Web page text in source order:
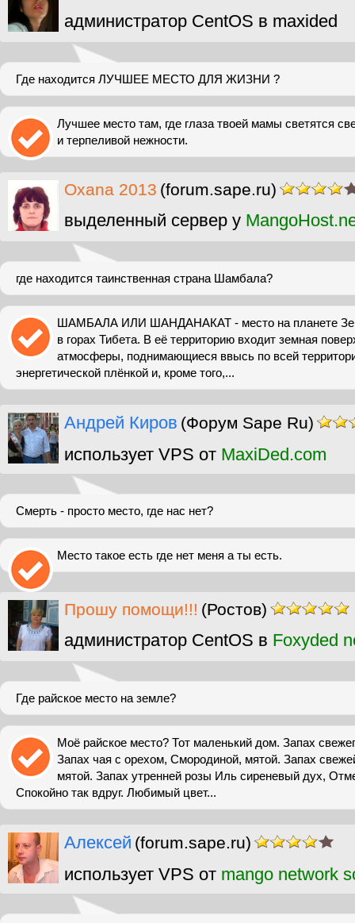
администратор CentOS в maxided
Где находится ЛУЧШЕЕ МЕСТО ДЛЯ ЖИЗНИ ?
Лучшее место там, где глаза твоей мамы светятся
и терпеливой нежности.
Oxana 2013 (forum.sape.ru)
выделенный сервер у
где находится таинственная страна Шамбала?
ШАМБАЛА ИЛИ ШАНДАНАКАТ - место на планете
в горах Тибета. В её территорию входит земная
атмосферы, поднимающиеся ввысь по всей
энергетической плёнкой и, кроме того,...
Андрей Киров (Форум Sape Ru)
использует VPS от MaxiDed.com
Смерть - просто место, где нас нет?
Место такое есть где нет меня а ты есть.
Прошу помощи!!! (Ростов)
администратор CentOS в Foxyded
Где райское место на земле?
Моё райское место? Тот маленький дом. Запах
Запах чая с орехом, Смородиной, мятой. Запах
мятой. Запах утренней розы Иль сиреневый дух,
Спокойно так вдруг. Любимый цвет...
Алексей (forum.sape.ru)
использует VPS от mango network